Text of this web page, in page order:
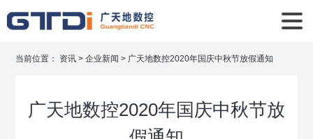
当前位置： 资讯 >企业新闻 > 广天地数控2020年国庆中秋节放假通知
广天地数控2020年国庆中秋节放